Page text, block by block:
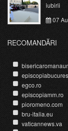
iubirii
07
RECOMANDĂRI
egco.ro
episcopiamm.ro
pioromeno.com
bru-italia.eu
vaticannews.va